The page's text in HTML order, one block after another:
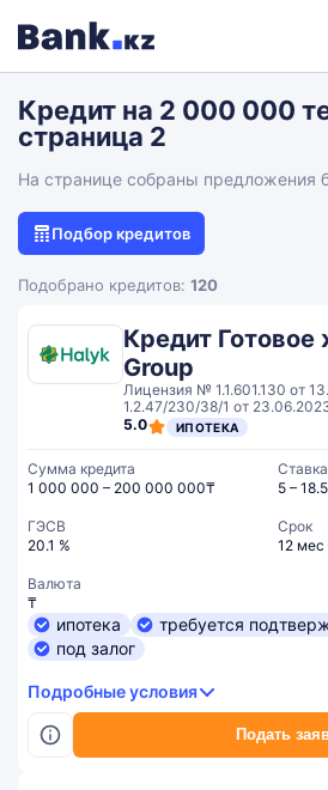
Кредит на 2 000 000
страница 2
На странице собраны предложения
оформления, выбрать подходящий
крупной суммы и перейти к подаче
Подбор кредитов
Подобрано кредитов: 120
Кредит Готовое
Group
Лицензия № 1.1.601.130 от
1.2.47/230/38/1 от
5.0
ИПОТЕКА
Подать
Сумма кредита
1 000 000 – 200 000 000₸
Ставка
5 –
ГЭСВ
20.1 %
Срок
12 мес
Валюта
₸
ипотека
требуется
под залог
Подробные условия